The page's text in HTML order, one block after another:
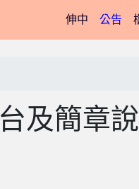
伸中(current)
公告
及簡章